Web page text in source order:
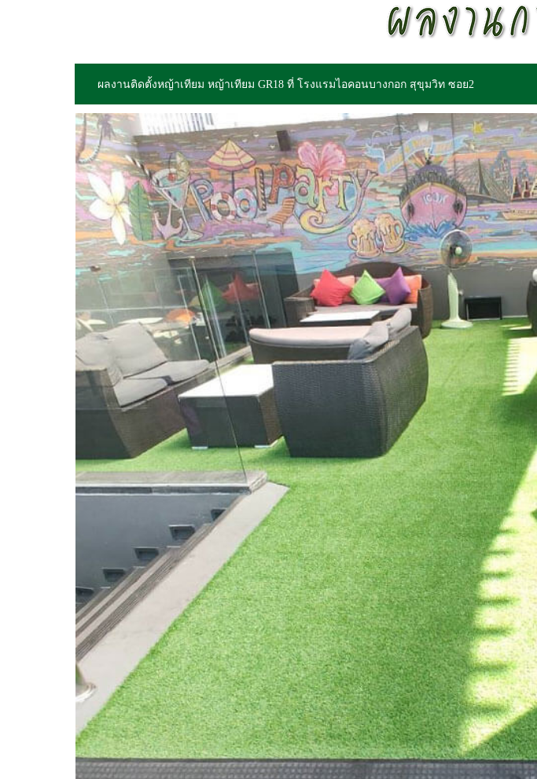
ผลงานติดตั้งหญ้าเทียม หญ้าเทียม GR18 ที่ โรงแรมไอคอนบางกอก สุขุมวิท ซอย2